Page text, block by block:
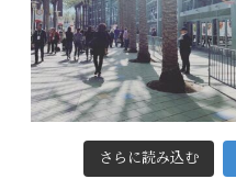
さらに読み込む